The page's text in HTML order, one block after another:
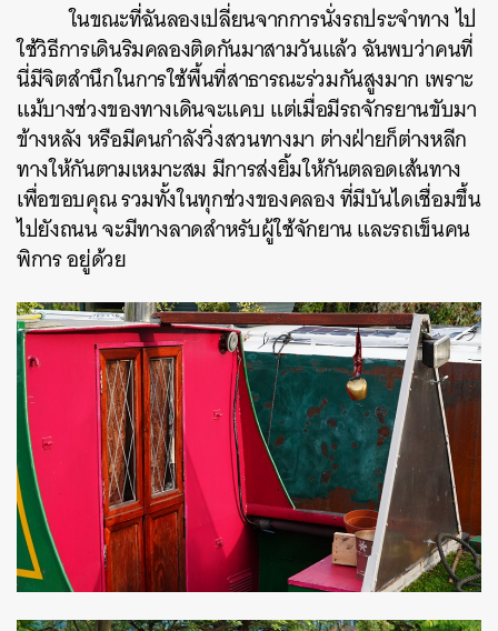
ในขณะที่ฉันลองเปลี่ยนจากการนั่งรถประจำทาง ไป
ใช้วิธีการเดินริมคลองติดกันมาสามวันแล้ว ฉันพบว่าคนที่
นี่มีจิตสำนึกในการใช้พื้นที่สาธารณะร่วมกันสูงมาก เพราะ
แม้บางช่วงของทางเดินจะแคบ แต่เมื่อมีรถจักรยานขับมา
ข้างหลัง หรือมีคนกำลังวิ่งสวนทางมา ต่างฝ่ายก็ต่างหลีก
ทางให้กันตามเหมาะสม มีการส่งยิ้มให้กันตลอดเส้นทาง
เพื่อขอบคุณ รวมทั้งในทุกช่วงของคลอง ที่มีบันไดเชื่อมขึ้น
ไปยังถนน จะมีทางลาดสำหรับผู้ใช้จักยาน และรถเข็นคน
พิการ อยู่ด้วย